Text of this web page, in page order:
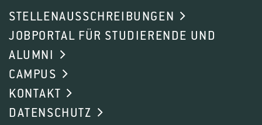
STELLENAUSSCHREIBUNGEN
JOBPORTAL FÜR STUDIERENDE UND
ALUMNI
CAMPUS
KONTAKT
DATENSCHUTZ